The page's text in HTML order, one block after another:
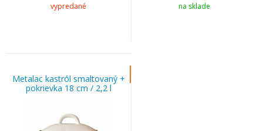
vypredané na sklade
Metalac kastról smaltovaný +
pokrievka 18 cm / 2,2 l